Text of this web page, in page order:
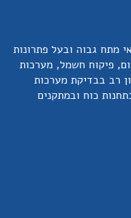
מתח גבוה ובעל פתרונות
פיקוח חשמל, מערכות
רב בבדיקת מערכות
כוח ובמתקנים